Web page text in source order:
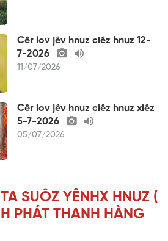
Cêr lov jêv hnuz ciêz hnuz 12-
7-2026
11/07/2026
Cêr lov jêv hnuz ciêz hnuz xiêz
5-7-2026
05/07/2026
SUÔZ YÊNHX HNUZ (
PHÁT THANH HÀNG